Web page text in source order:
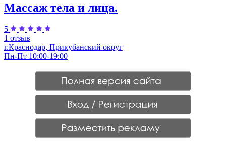
Массаж тела и лица.
5
1 отзыв
г.Краснодар, Прикубанский округ
Пн-Пт 10:00-19:00